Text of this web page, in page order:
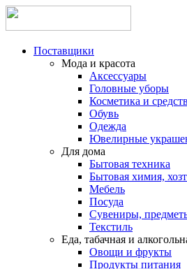
Поставщики
Мода и красота
Аксессуары
Головные уборы
Косметика и
Обувь
Одежда
Ювелирные
Для дома
Бытовая техника
Бытовая химия,
Мебель
Посуда
Сувениры,
Текстиль
Еда, табачная и
Овощи и фрукты
Продукты питания